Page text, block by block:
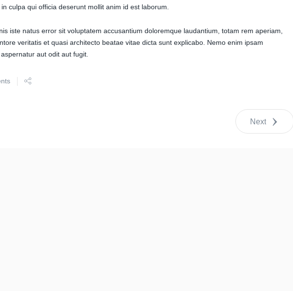
culpa qui officia deserunt mollit anim id est laborum.
iste natus error sit voluptatem accusantium doloremque laudantium, totam rem aperiam,
veritatis et quasi architecto beatae vitae dicta sunt explicabo. Nemo enim ipsam
aut odit aut fugit.
Next